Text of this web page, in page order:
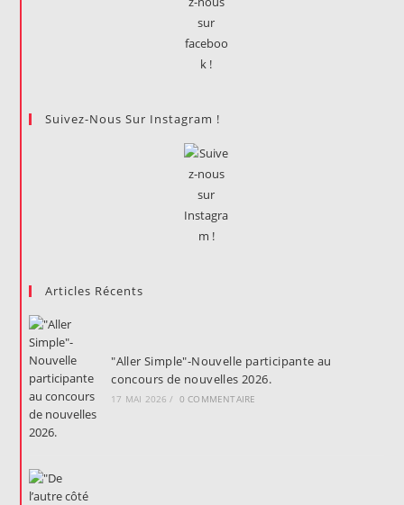
Suivez-Nous Sur Instagram !
Articles Récents
"Aller Simple"-Nouvelle participante au
concours de nouvelles 2026.
17 MAI 2026 / 0 COMMENTAIRE